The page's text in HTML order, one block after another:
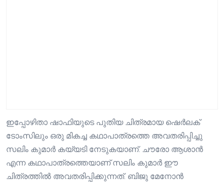
ഇപ്പോഴിതാ ഷാഫിയുടെ പുതിയ ചിത്രമായ ഷെർലക്
ടോംസിലും ഒരു മികച്ച കഥാപാത്രത്തെ അവതരിപ്പിച്ചു
സലിം കുമാർ കയ്യടി നേടുകയാണ്. ചൗരോ ആശാൻ
എന്ന കഥാപാത്രത്തെയാണ് സലിം കുമാർ ഈ
ചിത്രത്തിൽ അവതരിപ്പിക്കുന്നത്. ബിജു മേനോൻ